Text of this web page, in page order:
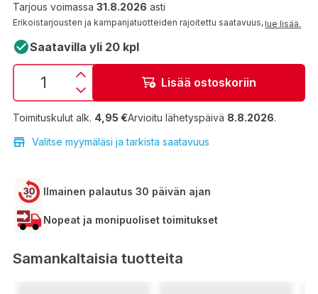
Tarjous voimassa 31.8.2026 asti
Erikoistarjousten ja kampanjatuotteiden rajoitettu saatavuus,lue lisää.
Saatavilla yli 20 kpl
Lisää ostoskoriin
Toimituskulut alk. 4,95 €Arvioitu lähetyspäivä 8.8.2026.
Valitse myymäläsi ja tarkista saatavuus
Ilmainen palautus 30 päivän ajan
Nopeat ja monipuoliset toimitukset
Samankaltaisia tuotteita